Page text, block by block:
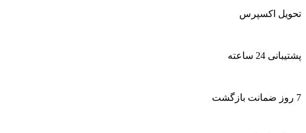
تحویل اکسپرس
پشتیبانی 24 ساعته
7 روز ضمانت بازگشت